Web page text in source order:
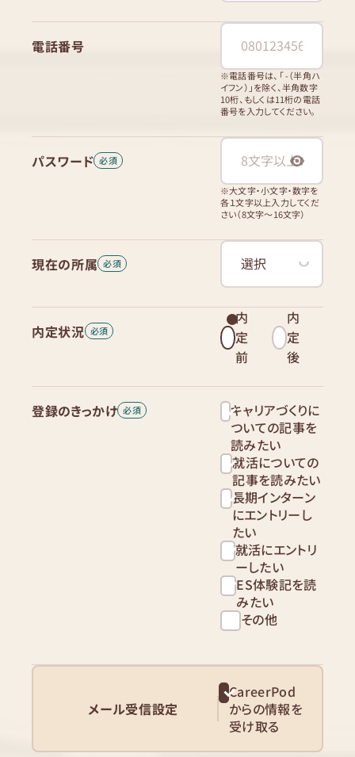
電話番号
※電話番号は、「 -（半角ハ
イフン）」を除く、半角数字
10桁、もしくは11桁の電話
番号を入力してください。
パスワード
※大文字・小文字・数字を
各１文字以上入力してくだ
さい（8文字〜16文字）
現在の所属
内定状況
内
定
前
内
定
後
登録のきっかけ
キャリアづくりに
ついての記事を
読みたい
就活についての
記事を読みたい
長期インターン
にエントリーし
たい
就活にエントリ
ーしたい
ES体験記を読
みたい
その他
メール受信設定
CareerPod
からの情報を
受け取る